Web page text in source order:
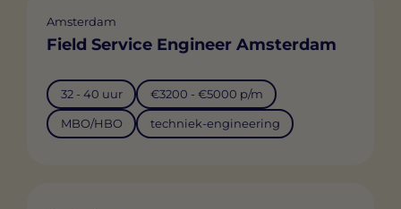
Amsterdam
Field Service Engineer Amsterdam
32 - 40 uur €3200 - €5000 p/m
MBO/HBO techniek-engineering